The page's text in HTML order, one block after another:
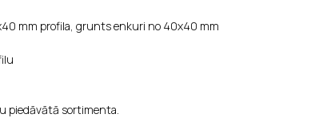
mm profila, grunts enkuri no 40x40 mm
piedāvātā sortimenta.